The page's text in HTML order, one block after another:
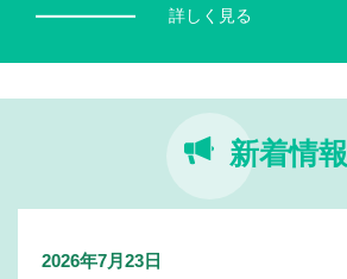
詳しく見る
新着情報
2026年7月23日